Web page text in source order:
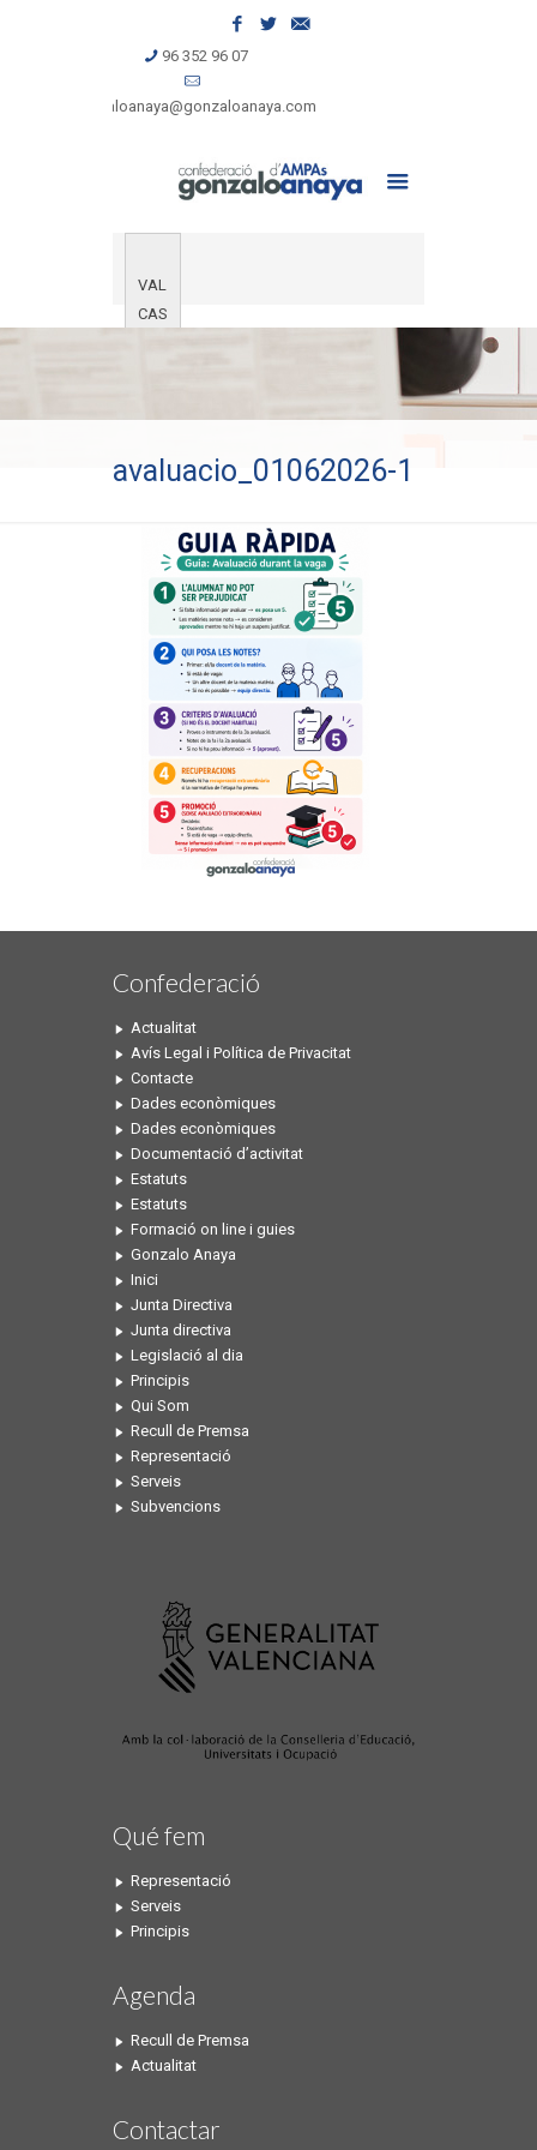
96 352 96 07
gonzaloanaya@gonzaloanaya.com
VAL
CAS
avaluacio_01062026-1
Confederació
Actualitat
Avís Legal i Política de Privacitat
Contacte
Dades econòmiques
Dades econòmiques
Documentació d’activitat
Estatuts
Estatuts
Formació on line i guies
Gonzalo Anaya
Inici
Junta Directiva
Junta directiva
Legislació al dia
Principis
Qui Som
Recull de Premsa
Representació
Serveis
Subvencions
Qué fem
Representació
Serveis
Principis
Agenda
Recull de Premsa
Actualitat
Contactar